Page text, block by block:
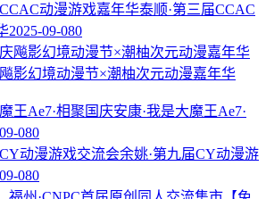
泰顺·第三届CCAC
2025-09-080
影幻境动漫节×潮柚次元动漫嘉年华
安康·我是大魔王Ae7·
080
余姚·第九届CY动漫游
080